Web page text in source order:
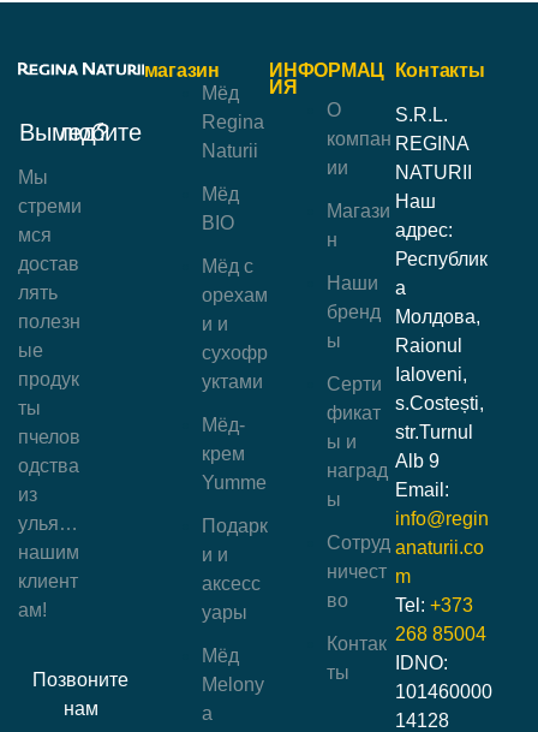
магазин
Мёд
Regina
Naturii
Мёд
BIO
Мёд с
орехам
и и
сухофр
уктами
Мёд-
крем
Yumme
Подарк
и и
аксесс
уары
Мёд
Melony
a
ИНФОРМАЦ
ИЯ
О
компан
ии
Магази
н
Наши
бренд
ы
Серти
фикат
ы и
наград
ы
Сотруд
ничест
во
Контак
ты
Вы любите мед?
Мы
стреми
мся
достав
лять
полезн
ые
продук
ты
пчелов
одства
из
улья…
нашим
клиент
ам!
Позвоните
нам
Контакты
S.R.L.
REGINA
NATURII
Наш
адрес:
Республик
а
Молдова,
Raionul
Ialoveni,
s.Costești,
str.Turnul
Alb 9
Email:
info@regin
anaturii.co
m
Tel: +373
268 85004
IDNO:
101460000
14128